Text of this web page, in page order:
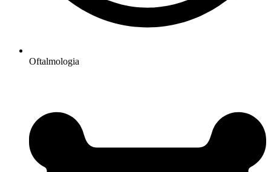
Oftalmologia